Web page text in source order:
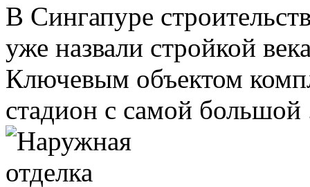
В Сингапуре
уже назвали стройкой
Ключевым объектом
стадион с самой большой